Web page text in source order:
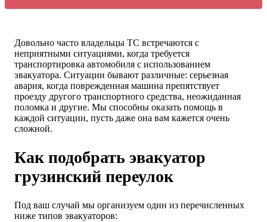
Довольно часто владельцы ТС встречаются с
неприятными ситуациями, когда требуется
транспортировка автомобиля с использованием
эвакуатора. Ситуации бывают различные: серьезная
авария, когда поврежденная машина препятствует
проезду другого транспортного средства, неожиданная
поломка и другие. Мы способны оказать помощь в
каждой ситуации, пусть даже она вам кажется очень
сложной.
Как подобрать эвакуатор
грузинский переулок
Под ваш случай мы организуем один из перечисленных
ниже типов эвакуаторов: